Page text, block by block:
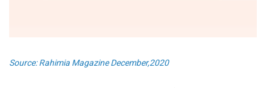
Source: Rahimia Magazine December,2020